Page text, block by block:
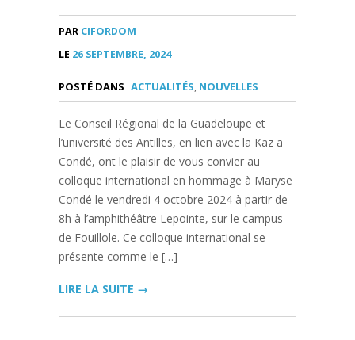
PAR CIFORDOM
LE 26 SEPTEMBRE, 2024
POSTÉ DANS ACTUALITÉS, NOUVELLES
Le Conseil Régional de la Guadeloupe et
l’université des Antilles, en lien avec la Kaz a
Condé, ont le plaisir de vous convier au
colloque international en hommage à Maryse
Condé le vendredi 4 octobre 2024 à partir de
8h à l’amphithéâtre Lepointe, sur le campus
de Fouillole. Ce colloque international se
présente comme le […]
LIRE LA SUITE →